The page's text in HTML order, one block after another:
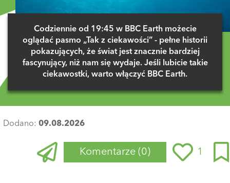
Codziennie od 19:45 w BBC Earth możecie
oglądać pasmo „Tak z ciekawości” - pełne historii
pokazujących, że świat jest znacznie bardziej
fascynujący, niż nam się wydaje. Jeśli lubicie takie
ciekawostki, warto włączyć BBC Earth.
Dodano: 09.08.2026
Komentarze (0) 1